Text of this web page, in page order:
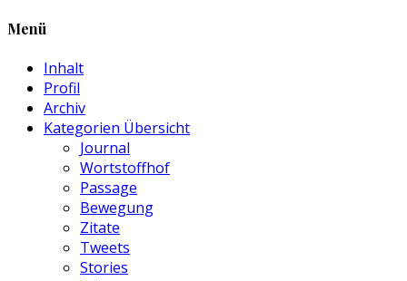
Menü
Inhalt
Profil
Archiv
Kategorien Übersicht
Journal
Wortstoffhof
Passage
Bewegung
Zitate
Tweets
Stories